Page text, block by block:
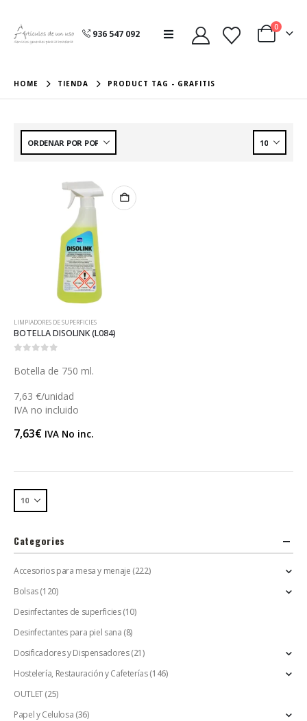
936 547 092
0
HOME TIENDA PRODUCT TAG - GRAFITIS
LIMPIADORES DE SUPERFICIES
BOTELLA DISOLINK (L084)
Botella de 750 ml.
7,63 €/unidad
IVA no incluido
7,63€ IVA No inc.
Categories
Accesorios para mesa y menaje (222)
Bolsas(120)
Desinfectantes de superficies (10)
Desinfectantes para piel sana (8)
Dosificadores y Dispensadores (21)
Hostelería, Restauración y Cafeterías(146)
OUTLET(25)
Papel y Celulosa (36)